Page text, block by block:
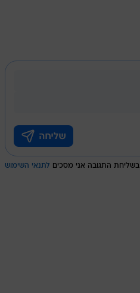
בשליחת התגובה אני מסכים לתנאי השימוש